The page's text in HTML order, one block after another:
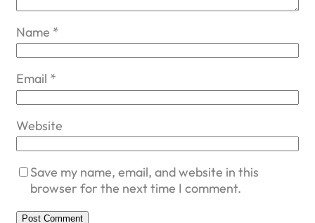
Name *
Email *
Website
Save my name, email, and website in this
browser for the next time I comment.